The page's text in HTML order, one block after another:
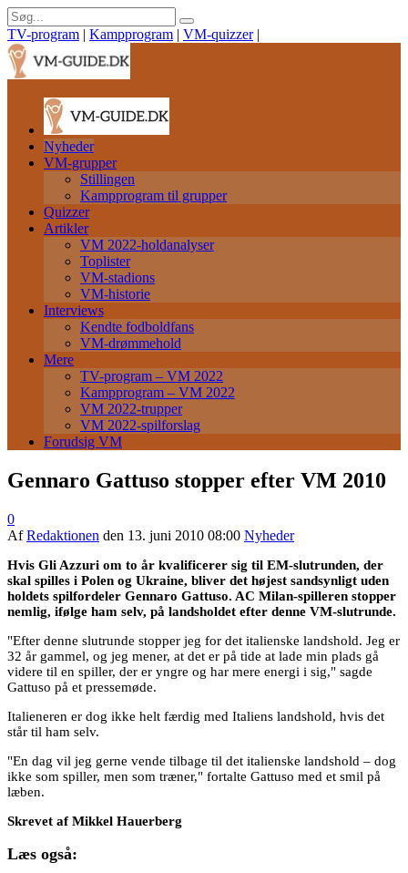
TV-program | Kampprogram | VM-quizzer |
Nyheder
VM-grupper
Stillingen
Kampprogram til grupper
Quizzer
Artikler
VM 2022-holdanalyser
Toplister
VM-stadions
VM-historie
Interviews
Kendte fodboldfans
VM-drømmehold
Mere
TV-program – VM 2022
Kampprogram – VM 2022
VM 2022-trupper
VM 2022-spilforslag
Forudsig VM
Gennaro Gattuso stopper efter VM 2010
0
AfRedaktionen den 13. juni 2010 08:00 Nyheder
Hvis Gli Azzuri om to år kvalificerer sig til EM-slutrunden, der
skal spilles i Polen og Ukraine, bliver det højest sandsynligt uden
holdets spilfordeler Gennaro Gattuso. AC Milan-spilleren stopper
nemlig, ifølge ham selv, på landsholdet efter denne VM-slutrunde.
"Efter denne slutrunde stopper jeg for det italienske landshold. Jeg er
32 år gammel, og jeg mener, at det er på tide at lade min plads gå
videre til en spiller, der er yngre og har mere energi i sig," sagde
Gattuso på et pressemøde.
Italieneren er dog ikke helt færdig med Italiens landshold, hvis det
står til ham selv.
"En dag vil jeg gerne vende tilbage til det italienske landshold – dog
ikke som spiller, men som træner," fortalte Gattuso med et smil på
læben.
Skrevet af Mikkel Hauerberg
Læs også: